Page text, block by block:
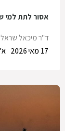
אסור לתת למי
ד"ר מיכאל שראל
17 מאי 2026